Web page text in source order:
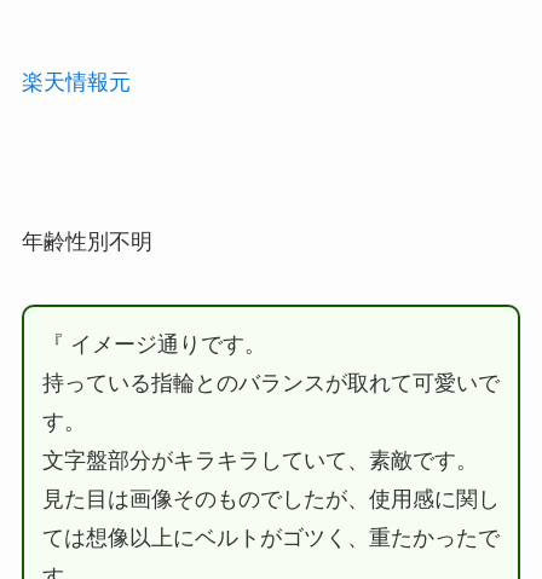
楽天情報元
年齢性別不明
『 イメージ通りです。
持っている指輪とのバランスが取れて可愛いで
す。
文字盤部分がキラキラしていて、素敵です。
見た目は画像そのものでしたが、使用感に関し
ては想像以上にベルトがゴツく、重たかったで